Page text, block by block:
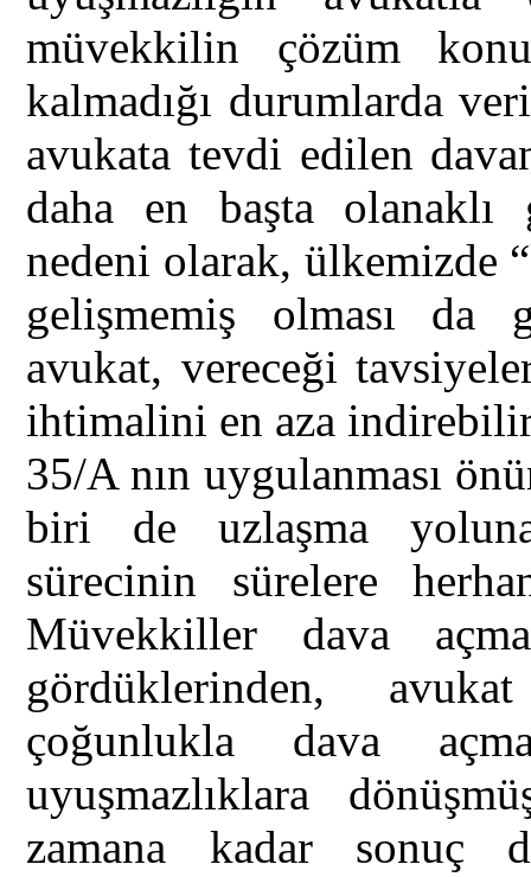
müvekkilin çözüm
kalmadığı durumlarda
avukata tevdi edilen
daha en başta olanaklı
nedeni olarak, ülkemizde
gelişmemiş olması da
avukat, vereceği
ihtimalini en aza
35/A nın uygulanması
biri de uzlaşma
sürecinin sürelere
Müvekkiller dava
gördüklerinden,
çoğunlukla dava
uyuşmazlıklara
zamana kadar sonuç